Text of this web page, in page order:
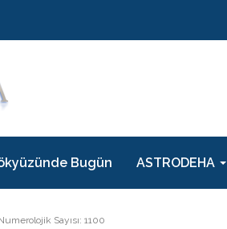
Bugün ASTRODEHA
Sayısı: 1100